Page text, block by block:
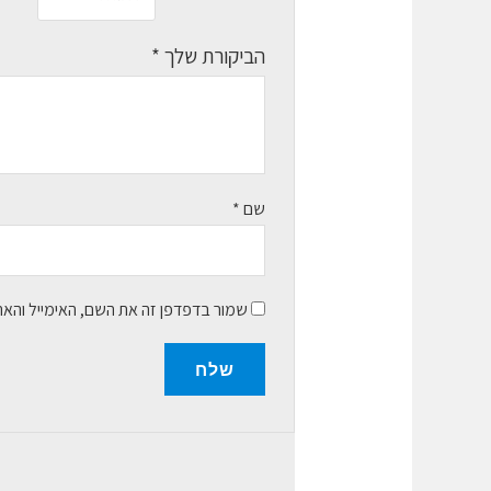
הביקורת שלך*
שם*
שמור בדפדפן זה את השם, האימייל